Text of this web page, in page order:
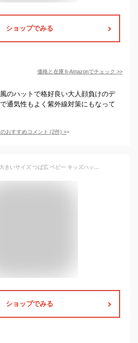
ショップでみる
価格と在庫をAmazonでチェック >>
のハットで格好良い大人顔負けのデ
通気性もよく紫外線対策にもなって
おすすめコメント (2件) >
折り畳み ビーチ 大きいサイズ つば広 ベビー キッズハット ストローハット 麦わら帽子 夏 子供 折りたたみ可能 UVカット 日よけ帽子 かわいい 幼稚園 ジュニア 男の子 女の子 日焼け防止 紫外線対策 大きい
ショップでみる